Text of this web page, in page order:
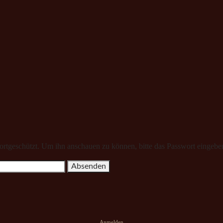
Um ihn anschauen zu können, bitte das Passwort